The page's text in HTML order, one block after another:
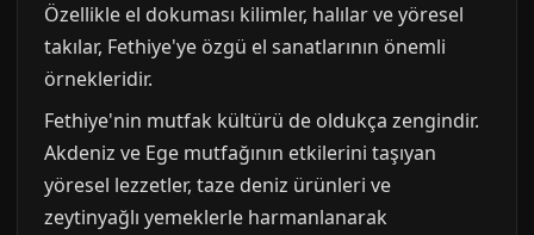
Özellikle el dokuması kilimler, halılar ve yöresel
takılar, Fethiye'ye özgü el sanatlarının önemli
örnekleridir.
Fethiye'nin mutfak kültürü de oldukça zengindir.
Akdeniz ve Ege mutfağının etkilerini taşıyan
yöresel lezzetler, taze deniz ürünleri ve
zeytinyağlı yemeklerle harmanlanarak